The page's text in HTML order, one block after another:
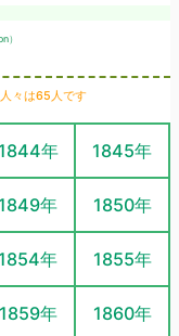
）
々は65人です
1844年 1845年
1849年 1850年
1854年 1855年
1859年 1860年